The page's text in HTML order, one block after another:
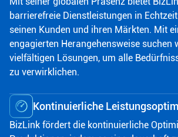
barrierefreie Dienstleistungen in
seinen Kunden und ihren Märkten. Mit
engagierten Herangehensweise suchen
vielfältigen Lösungen, um alle
zu verwirklichen.
Kontinuierliche
BizLink fördert die kontinuierliche